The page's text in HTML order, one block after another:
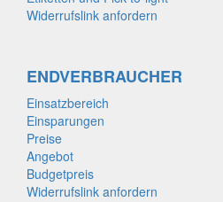
Widerrufslink anfordern
ENDVERBRAUCHER
Einsatzbereich
Einsparungen
Preise
Angebot
Budgetpreis
Widerrufslink anfordern